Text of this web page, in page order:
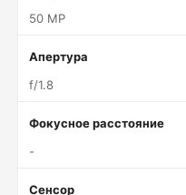
50 MP
Апертура
f/1.8
Фокусное расстояние
-
Сенсор